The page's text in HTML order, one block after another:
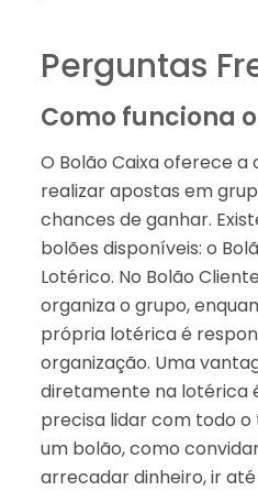
Perguntas
Como funciona
O Bolão Caixa oferece
realizar apostas em
chances de ganhar.
bolões disponíveis: o
Lotérico. No Bolão
organiza o grupo,
própria lotérica é
organização. Uma
diretamente na lotérica
precisa lidar com todo
um bolão, como
arrecadar dinheiro, ir